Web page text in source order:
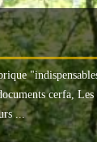
"
cerfa, Les
...